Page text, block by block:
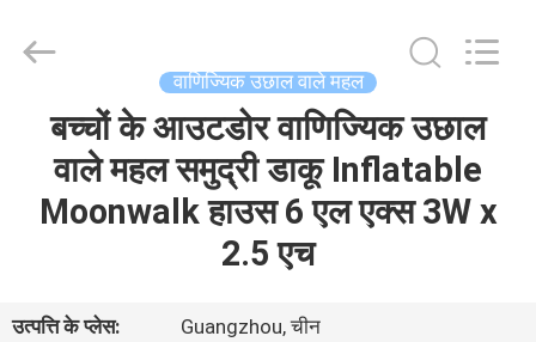
उत्पादों
Limited.
वाणिज्यिक उछाल वाले महल
बच्चों के आउटडोर वाणिज्यिक उछाल
वाले महल समुद्री डाकू Inflatable
Moonwalk हाउस 6 एल एक्स 3W x
2.5 एच
उत्पत्ति के प्लेस:
Guangzhou, चीन